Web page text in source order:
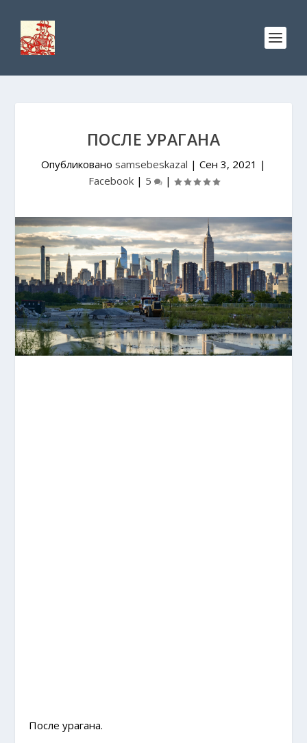
ПОСЛЕ УРАГАНА
Опубликовано samsebeskazal | Сен 3, 2021 |
Facebook| 5 |
После урагана.